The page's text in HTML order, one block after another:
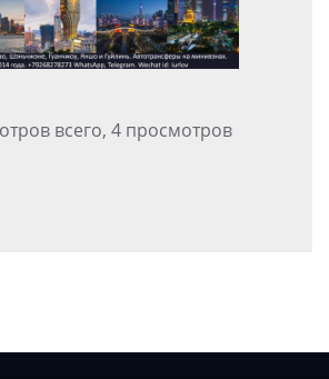
всего, 4 просмотров